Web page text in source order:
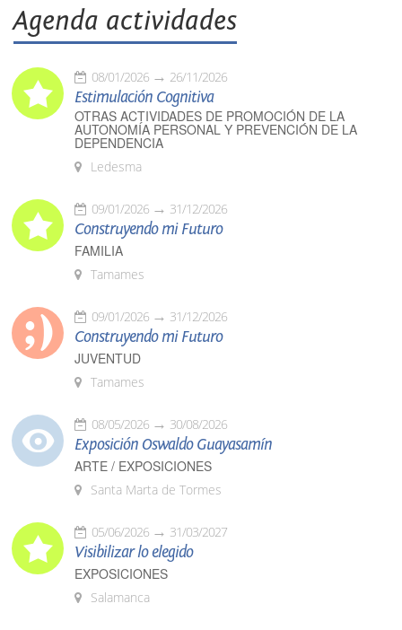
Agenda actividades
08/01/2026 26/11/2026
Estimulación Cognitiva
OTRAS ACTIVIDADES DE PROMOCIÓN DE LA
AUTONOMÍA PERSONAL Y PREVENCIÓN DE LA
DEPENDENCIA
Ledesma
09/01/2026 31/12/2026
Construyendo mi Futuro
FAMILIA
Tamames
09/01/2026 31/12/2026
Construyendo mi Futuro
JUVENTUD
Tamames
08/05/2026 30/08/2026
Exposición Oswaldo Guayasamín
ARTE / EXPOSICIONES
Santa Marta de Tormes
05/06/2026 31/03/2027
Visibilizar lo elegido
EXPOSICIONES
Salamanca